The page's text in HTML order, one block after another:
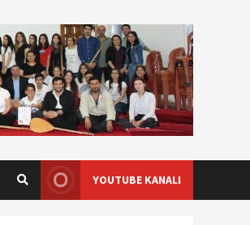
YOUTUBE KANALI